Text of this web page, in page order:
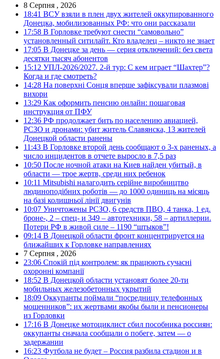
8 Серпня , 2026
18:41 ВСУ взяли в плен двух жителей оккупированного
Донецка, мобилизованных РФ: что они рассказали
17:58 В Горловке требуют снести “самовольно”
установленный ситилайт. Кто владелец – никто не знает
17:05 В Донецке за день — серия отключений: без света
десятки тысяч абонентов
15:12 УПЛ-2026/2027. 2-й тур: С кем играет “Шахтер”?
Когда и где смотреть?
14:28 На поверхні Сонця вперше зафіксували плазмові
вихори
13:29 Как оформить пенсию онлайн: пошаговая
инструкция от ПФУ
12:36 РФ продолжает бить по населению авиацией,
РСЗО и дронами: убит житель Славянска, 13 жителей
Донецкой области ранены
11:43 В Горловке второй день сообщают о 3-х раненых, а
число инцидентов в отчете выросло в 7,5 раз
10:50 После ночной атаки на Киев найден убитый, в
области — трое жертв, среди них ребенок
10:11 Mitsubishi налагодить серійне виробництво
людиноподібних роботів — до 1000 одиниць на місяць
на базі колишньої лінії двигунів
10:07 Уничтожены РСЗО, 6 средств ПВО, 4 танка, 1 ед.
броне-, 2 – спец- и 349 – автотехники, 58 – артиллерии.
Потери РФ в живой силе – 1190 “штыков”!
09:14 В Донецкой области фронт концентрируется на
ближайших к Горловке направлениях
7 Серпня , 2026
23:06 Спокій під контролем: як працюють сучасні
охоронні компанії
18:52 В Донецкой области установят более 20-ти
мобильных железобетонных укрытий
18:09 Оккупанты поймали “посредницу телефонных
мошенников”: их жертвами якобы были и пенсионеры
из Горловки
17:16 В Донецке мотоциклист сбил пособника россиян:
оккупанты сначала сообщали о побеге, затем — о
задержании
16:23 Футбола не будет – Россия разбила стадион и в